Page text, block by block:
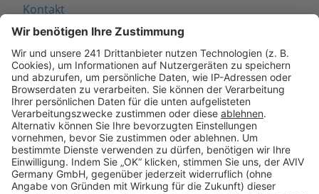
Kontakt
Seitenaufbau
Barrierefreiheit
Cookie Einstellungen
Rechtliches
AGB-Übersicht
Datenschutz